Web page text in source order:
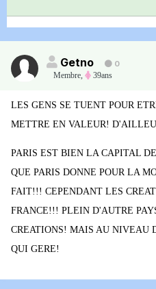
Getno
0
Membre, 39ans
LES GENS SE TUENT POUR
METTRE EN VALEUR!
PARIS EST BIEN LA CAPITAL
QUE PARIS DONNE POUR LA
FAIT!!! CEPENDANT LES
FRANCE!!! PLEIN D'AUTRE
CREATIONS! MAIS AU NIVEAU
QUI GERE!